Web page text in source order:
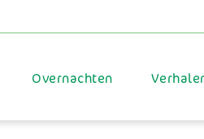
Overnachten